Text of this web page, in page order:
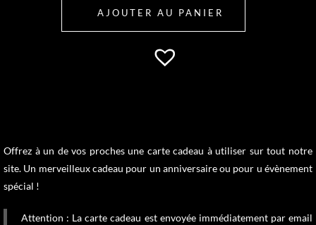
AJOUTER AU PANIER
Offrez à un de vos proches une carte cadeau à utiliser sur tout notre
site. Un merveilleux cadeau pour un anniversaire ou pour u évènement
spécial !
Attention : La carte cadeau est envoyée immédiatement par email